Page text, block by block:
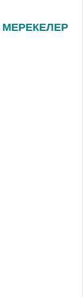
МЕРЕКЕЛЕР